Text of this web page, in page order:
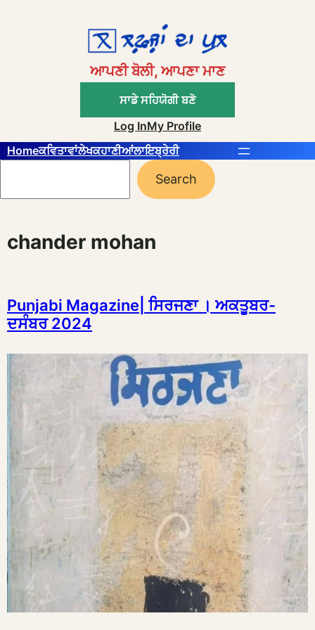
ਆਪਣੀ ਬੋਲੀ, ਆਪਣਾ ਮਾਣ
ਸਾਡੇ ਸਹਿਯੋਗੀ ਬਣੋ
Log InMy Profile
Homeਕਵਿਤਾਵਾਂਲੇਖਕਹਾਣੀਆਂਲਾਇਬ੍ਰੇਰੀ
Search
chander mohan
Punjabi Magazine| ਸਿਰਜਣਾ । ਅਕਤੂਬਰ-
ਦਸੰਬਰ 2024